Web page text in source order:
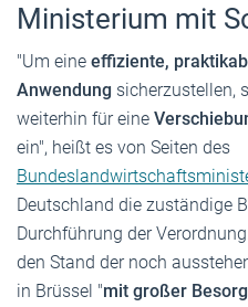
Ministerium mit
"Um eine effiziente,
Anwendung sicherzustellen,
weiterhin für eine
ein", heißt es von Seiten des
Deutschland die zuständige
Durchführung der
den Stand der noch
in Brüssel "mit großer